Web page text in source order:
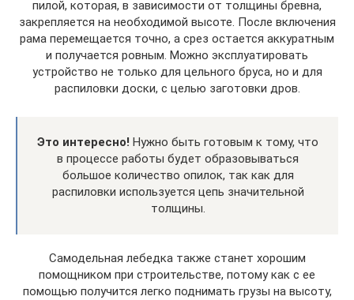
пилой, которая, в зависимости от толщины бревна,
закрепляется на необходимой высоте. После включения
рама перемещается точно, а срез остается аккуратным
и получается ровным. Можно эксплуатировать
устройство не только для цельного бруса, но и для
распиловки доски, с целью заготовки дров.
Это интересно! Нужно быть готовым к тому, что
в процессе работы будет образовываться
большое количество опилок, так как для
распиловки используется цепь значительной
толщины.
Самодельная лебедка также станет хорошим
помощником при строительстве, потому как с ее
помощью получится легко поднимать грузы на высоту,